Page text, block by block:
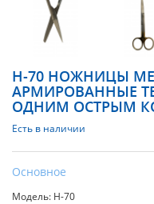
Н-70 НОЖНИЦЫ
АРМИРОВАННЫЕ
ОДНИМ ОСТРЫМ
Есть в наличии
Основное
Модель: Н-70